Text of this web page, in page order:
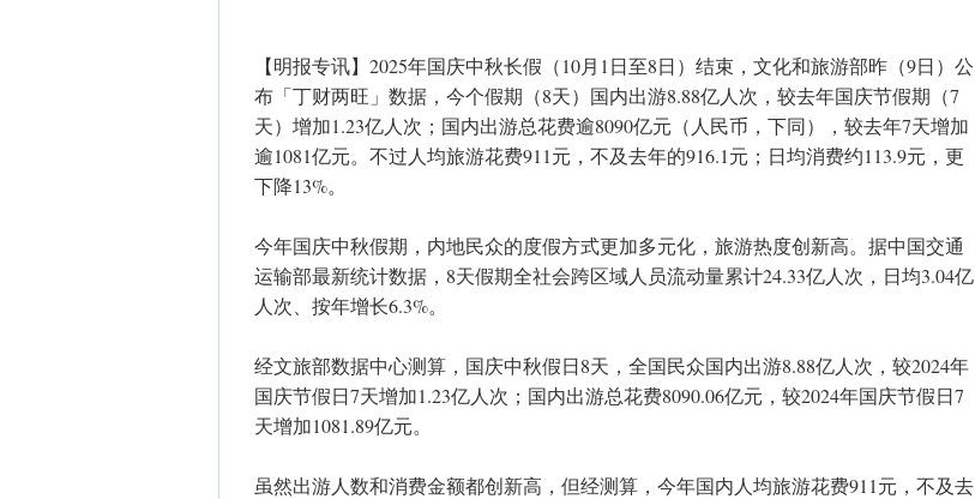
【明报专讯】2025年国庆中秋长假（10月1日至8日）结束，文化和旅游部昨（9日）公
布「丁财两旺」数据，今个假期（8天）国内出游8.88亿人次，较去年国庆节假期（7
天）增加1.23亿人次；国内出游总花费逾8090亿元（人民币，下同），较去年7天增加
逾1081亿元。不过人均旅游花费911元，不及去年的916.1元；日均消费约113.9元，更
下降13%。
今年国庆中秋假期，内地民众的度假方式更加多元化，旅游热度创新高。据中国交通
运输部最新统计数据，8天假期全社会跨区域人员流动量累计24.33亿人次，日均3.04亿
人次、按年增长6.3%。
经文旅部数据中心测算，国庆中秋假日8天，全国民众国内出游8.88亿人次，较2024年
国庆节假日7天增加1.23亿人次；国内出游总花费8090.06亿元，较2024年国庆节假日7
天增加1081.89亿元。
虽然出游人数和消费金额都创新高，但经测算，今年国内人均旅游花费911元，不及去